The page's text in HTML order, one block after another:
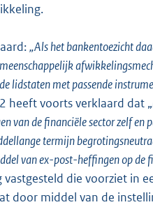
„Als het bankentoezicht
lidstaten met passende
heeft voorts verklaard dat „
de financiële sector zelf en
termijn
van ex-post-heffingen op de
die voorziet in
door middel van de